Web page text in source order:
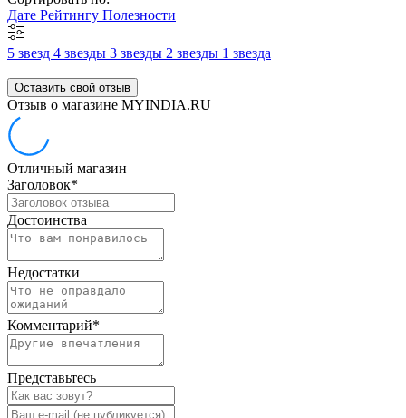
Дате Рейтингу Полезности
5 звезд 4 звезды 3 звезды 2 звезды 1 звезда
Оставить свой отзыв
Отзыв о магазине MYINDIA.RU
Отличный магазин
Заголовок*
Достоинства
Недостатки
Комментарий*
Представьтесь